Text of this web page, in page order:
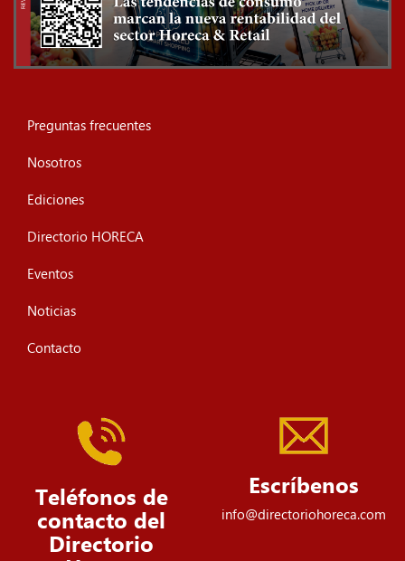
Preguntas frecuentes
Nosotros
Ediciones
Directorio HORECA
Eventos
Noticias
Contacto
Teléfonos de
contacto del
Directorio
Escríbenos
info@directoriohoreca.com